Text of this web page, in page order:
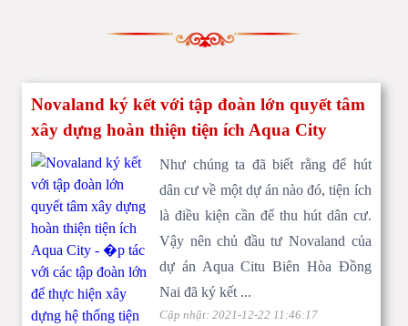
AQua City Đảo Phượng Hoàng
Novaland ký kết với tập đoàn lớn quyết tâm
xây dựng hoàn thiện tiện ích Aqua City
Như chúng ta đã biết rằng để hút
dân cư về một dự án nào đó, tiện ích
là điều kiện cần để thu hút dân cư.
Vậy nên chủ đầu tư Novaland của
dự án Aqua Citu Biên Hòa Đồng
Nai đã ký kết ...
Cập nhật: 2021-12-22 11:46:17